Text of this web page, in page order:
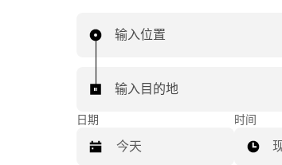
输入位置
输入目的地
日期 时间